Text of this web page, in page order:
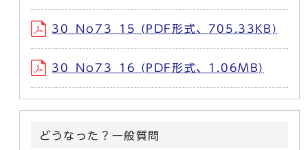
30_No73_15 (PDF形式、705.33KB)
30_No73_16 (PDF形式、1.06MB)
どうなった？一般質問